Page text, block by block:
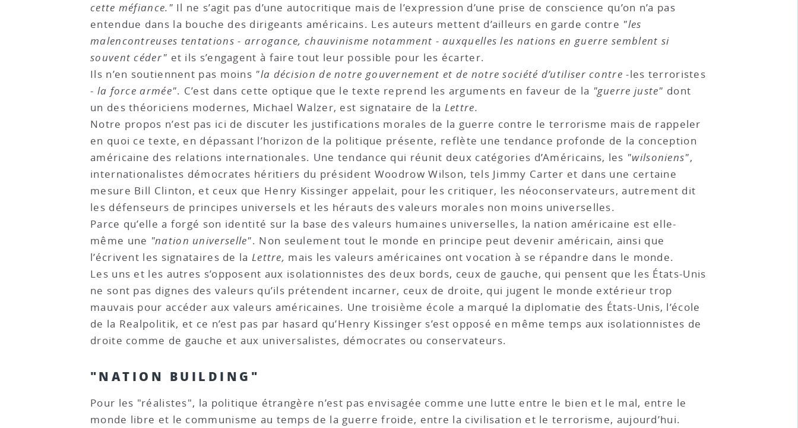
cette méfiance." Il ne s’agit pas d’une autocritique mais de l’expression d’une prise de conscience qu’on n’a pas
entendue dans la bouche des dirigeants américains. Les auteurs mettent d’ailleurs en garde contre "les
malencontreuses tentations - arrogance, chauvinisme notamment - auxquelles les nations en guerre semblent si
souvent céder" et ils s’engagent à faire tout leur possible pour les écarter.
Ils n’en soutiennent pas moins "la décision de notre gouvernement et de notre société d’utiliser contre -les terroristes
- la force armée". C’est dans cette optique que le texte reprend les arguments en faveur de la "guerre juste" dont
un des théoriciens modernes, Michael Walzer, est signataire de la Lettre.
Notre propos n’est pas ici de discuter les justifications morales de la guerre contre le terrorisme mais de rappeler
en quoi ce texte, en dépassant l’horizon de la politique présente, reflète une tendance profonde de la conception
américaine des relations internationales. Une tendance qui réunit deux catégories d’Américains, les "wilsoniens",
internationalistes démocrates héritiers du président Woodrow Wilson, tels Jimmy Carter et dans une certaine
mesure Bill Clinton, et ceux que Henry Kissinger appelait, pour les critiquer, les néoconservateurs, autrement dit
les défenseurs de principes universels et les hérauts des valeurs morales non moins universelles.
Parce qu’elle a forgé son identité sur la base des valeurs humaines universelles, la nation américaine est elle-
même une "nation universelle". Non seulement tout le monde en principe peut devenir américain, ainsi que
l’écrivent les signataires de la Lettre, mais les valeurs américaines ont vocation à se répandre dans le monde.
Les uns et les autres s’opposent aux isolationnistes des deux bords, ceux de gauche, qui pensent que les États-Unis
ne sont pas dignes des valeurs qu’ils prétendent incarner, ceux de droite, qui jugent le monde extérieur trop
mauvais pour accéder aux valeurs américaines. Une troisième école a marqué la diplomatie des États-Unis, l’école
de la Realpolitik, et ce n’est pas par hasard qu’Henry Kissinger s’est opposé en même temps aux isolationnistes de
droite comme de gauche et aux universalistes, démocrates ou conservateurs.
"NATION BUILDING"
Pour les "réalistes", la politique étrangère n’est pas envisagée comme une lutte entre le bien et le mal, entre le
monde libre et le communisme au temps de la guerre froide, entre la civilisation et le terrorisme, aujourd’hui.